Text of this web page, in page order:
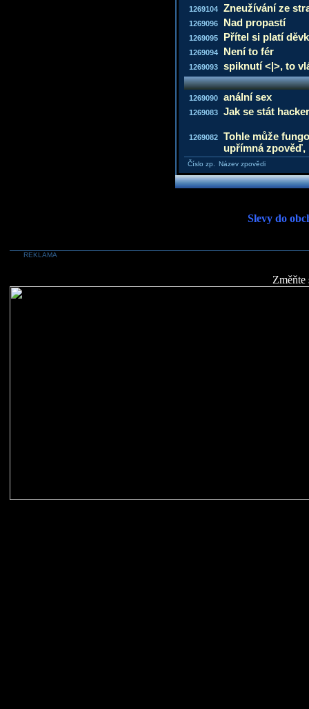
1269104 Zneužívání ze
1269096 Nad propastí
1269095 Přítel si platí
1269094 Není to fér
1269093 spiknutí <|>, to
1269090 anální sex
1269083 Jak se stát
1269082
Tohle může
upřímná zpověď,
Číslo zp. Název zpovědi
Slevy do
REKLAMA
Změňte